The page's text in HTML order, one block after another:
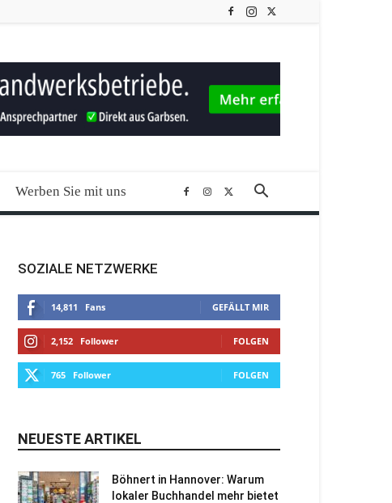
Werben Sie mit uns
SOZIALE NETZWERKE
14,811 Fans GEFÄLLT MIR
2,152 Follower FOLGEN
765 Follower FOLGEN
NEUESTE ARTIKEL
Böhnert in Hannover: Warum
lokaler Buchhandel mehr bietet